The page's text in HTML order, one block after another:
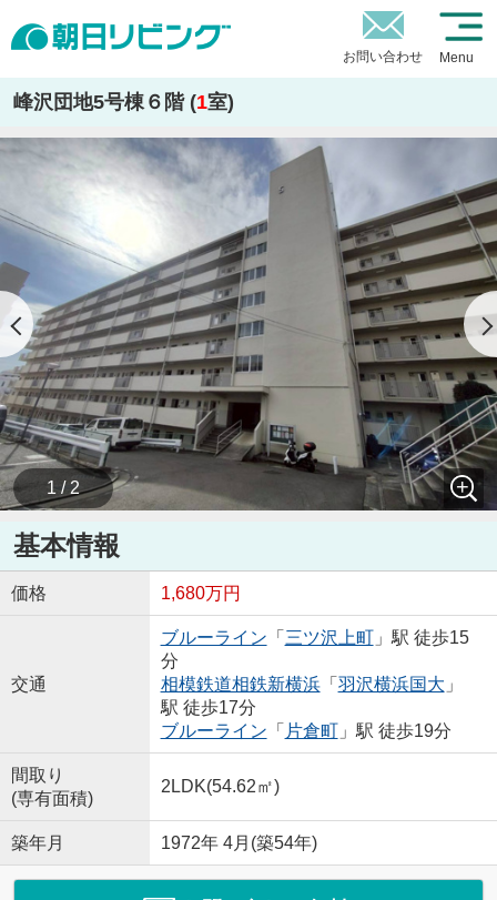
お問い合わせ Menu
峰沢団地5号棟６階 (1室)
1 / 2
基本情報
価格 1,680万円
交通
ブルーライン 「 三ツ沢上町」駅 徒歩15
分
相模鉄道相鉄新横浜「 羽沢横浜国大 」
駅 徒歩17分
ブルーライン 「 片倉町」駅 徒歩19分
間取り
(専有面積)
2LDK(54.62㎡)
築年月 1972年 4月(築54年)